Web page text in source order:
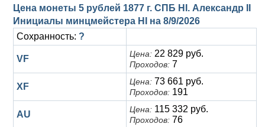
Цена монеты 5 рублей 1877 г. СПБ НІ. Александр II
Инициалы минцмейстера НІ на 8/9/2026
Сохранность: ?
VF Цена: 22 829 руб.
Проходов: 7
XF Цена: 73 661 руб.
Проходов: 191
AU Цена: 115 332 руб.
Проходов: 76